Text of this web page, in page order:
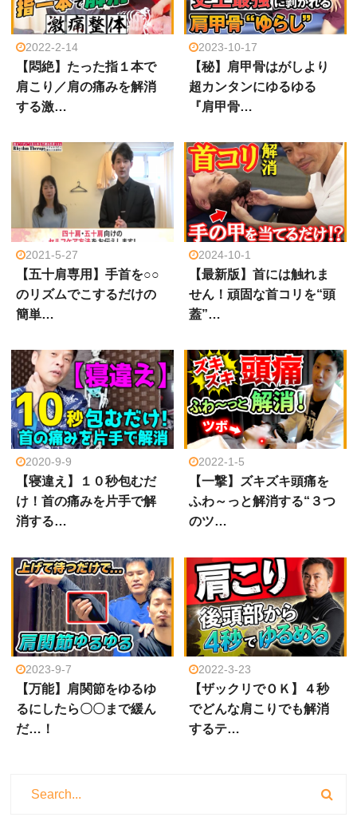
2022-2-14
【悶絶】たった指１本で
肩こり／肩の痛みを解消
する激…
2023-10-17
【秘】肩甲骨はがしより
超カンタンにゆるゆる
『肩甲骨…
2021-5-27
【五十肩専用】手首を○○
のリズムでこするだけの
簡単…
2024-10-1
【最新版】首には触れま
せん！頑固な首コリを“頭
蓋”…
2020-9-9
【寝違え】１０秒包むだ
け！首の痛みを片手で解
消する…
2022-1-5
【一撃】ズキズキ頭痛を
ふわ～っと解消する“３つ
のツ…
2023-9-7
【万能】肩関節をゆるゆ
るにしたら〇〇まで緩ん
だ…！
2022-3-23
【ザックリでＯＫ】４秒
でどんな肩こりでも解消
するテ…